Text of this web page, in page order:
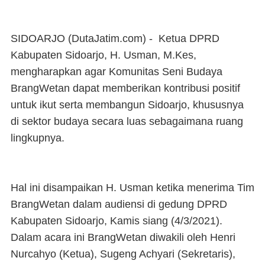
SIDOARJO (DutaJatim.com) - Ketua DPRD
Kabupaten Sidoarjo, H. Usman, M.Kes,
mengharapkan agar Komunitas Seni Budaya
BrangWetan dapat memberikan kontribusi positif
untuk ikut serta membangun Sidoarjo, khususnya
di sektor budaya secara luas sebagaimana ruang
lingkupnya.
Hal ini disampaikan H. Usman ketika menerima Tim
BrangWetan dalam audiensi di gedung DPRD
Kabupaten Sidoarjo, Kamis siang (4/3/2021).
Dalam acara ini BrangWetan diwakili oleh Henri
Nurcahyo (Ketua), Sugeng Achyari (Sekretaris),